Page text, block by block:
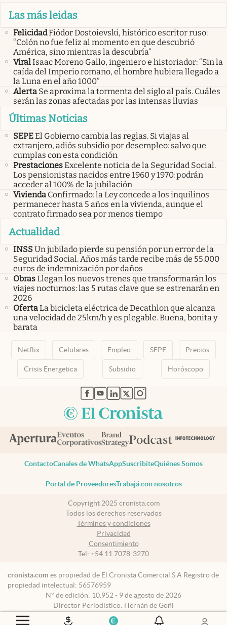
Las más leidas
FelicidadFiódor Dostoievski, histórico escritor ruso:
“Colón no fue feliz al momento en que descubrió
América, sino mientras la descubría”
ViralIsaac Moreno Gallo, ingeniero e historiador: “Sin la
caída del Imperio romano, el hombre hubiera llegado a
la Luna en el año 1000”
Alerta Se aproxima la tormenta del siglo al país. Cuáles
serán las zonas afectadas por las intensas lluvias
Últimas Noticias
SEPEEl Gobierno cambia las reglas. Si viajas al
extranjero, adiós subsidio por desempleo: salvo que
cumplas con esta condición
PrestacionesExcelente noticia de la Seguridad Social.
Los pensionistas nacidos entre 1960 y 1970: podrán
acceder al 100% de la jubilación
Vivienda Confirmado: la Ley concede a los inquilinos
permanecer hasta 5 años en la vivienda, aunque el
contrato firmado sea por menos tiempo
Actualidad
INSSUn jubilado pierde su pensión por un error de la
Seguridad Social. Años más tarde recibe más de 55.000
euros de indemnización por daños
ObrasLlegan los nuevos trenes que transformarán los
viajes nocturnos: las 5 rutas clave que se estrenarán en
2026
OfertaLa bicicleta eléctrica de Decathlon que alcanza
una velocidad de 25km/h y es plegable. Buena, bonita y
barata
Netflix Celulares Empleo SEPE Precios
Crisis Energetica Subsidio Horóscopo
abre en nueva pestaña
abre en nueva pestaña
abre en nueva pestaña
abre en nueva pestaña
abre en nueva pestaña
ContactoCanales de WhatsAppSuscribiteQuiénes Somos
Portal de ProveedoresTrabajá con nosotros
Copyright 2025 cronista.com
Todos los derechos reservados
Términos y condiciones
Privacidad
Consentimiento
Tel: +54 11 7078-3270
cronista.com es propiedad de El Cronista Comercial S.A Registro de
propiedad intelectual: 56576959
N° de edición: 10.952 - 9 de agosto de 2026
Director Periodístico: Hernán de Goñi